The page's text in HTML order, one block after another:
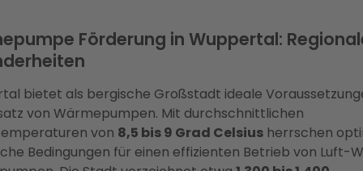
Förderung in Wuppertal:
bietet als bergische Großstadt ideale
von Wärmepumpen. Mit durchschnittlichen
von 8,5 bis 9 Grad Celsius herrschen
Bedingungen für einen effizienten Betrieb von Luft-